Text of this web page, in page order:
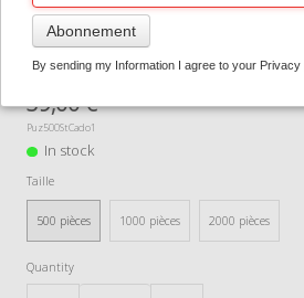
0
Puzzle
500 - 1000 ou
39,00 €
Puz500StCado1
In stock
Taille
500 pièces 1000 pièces 2000 pièces
Quantity
Abonnement
By sending my Information I agree to your Privacy